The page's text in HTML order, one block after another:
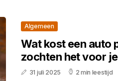
Algemeen
Wat kost een auto
zochten het voor
31 juli 2025 2 min leestijd